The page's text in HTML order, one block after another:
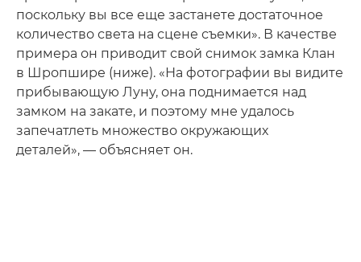
поскольку вы все еще застанете достаточное
количество света на сцене съемки». В качестве
примера он приводит свой снимок замка Клан
в Шропшире (ниже). «На фотографии вы видите
прибывающую Луну, она поднимается над
замком на закате, и поэтому мне удалось
запечатлеть множество окружающих
деталей», — объясняет он.